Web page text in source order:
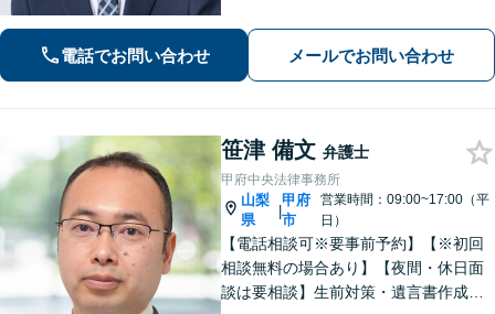
お困りの方はぜひ一度ご相談くださ
い。【電話・メール・WEB相談可】
電話でお問い合わせ メールでお問い合わせ
笹津 備文 弁護士
甲府中央法律事務所
山梨
県
|
甲府
市
営業時間：09:00~17:00（平
日）
【電話相談可※要事前予約】【※初回
相談無料の場合あり】【夜間・休日面
談は要相談】生前対策・遺言書作成は